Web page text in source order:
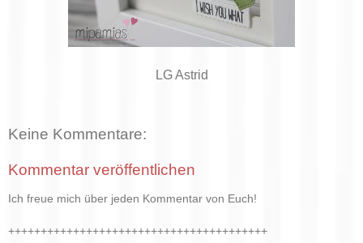
LG Astrid
Keine Kommentare:
Kommentar veröffentlichen
Ich freue mich über jeden Kommentar von Euch!
++++++++++++++++++++++++++++++++++++++++